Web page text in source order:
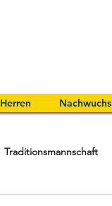
Herren Nachwuchs
Traditionsmannschaft